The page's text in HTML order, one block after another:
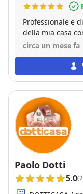
Professionale e
della mia casa
circa un mese fa
Paolo Dotti
5.0